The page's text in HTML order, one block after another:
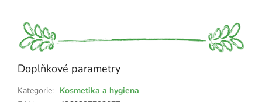
Doplňkové parametry
Kategorie: Kosmetika a hygiena